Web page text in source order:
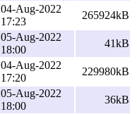
04-Aug-2022
17:23
265924kB
05-Aug-2022
18:00
41kB
04-Aug-2022
17:20
229980kB
05-Aug-2022
18:00
36kB